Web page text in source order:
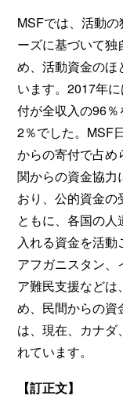
MSFでは、活動
ーズに基づいて独
め、活動資金のほ
います。2017年
付が全収入の96
2％でした。MSF
からの寄付で占め
関からの資金協力
おり、公的資金の
ともに、各国の
入れる資金を活動
アフガニスタン、
ア難民支援などは
め、民間からの資
は、現在、カナダ
れています。
【訂正文】